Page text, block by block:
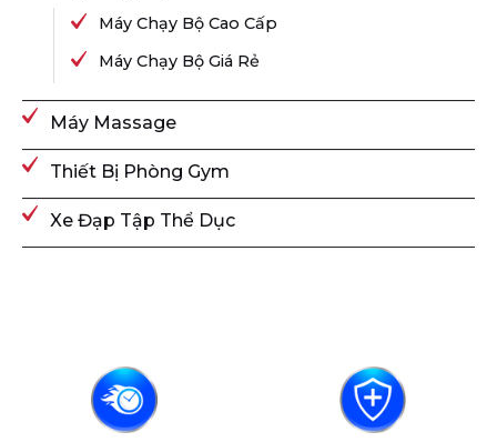
Máy Chạy Bộ Cao Cấp
Máy Chạy Bộ Giá Rẻ
Máy Massage
Thiết Bị Phòng Gym
Xe Đạp Tập Thể Dục